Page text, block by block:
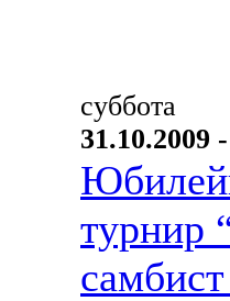
суббота
31.10.2009